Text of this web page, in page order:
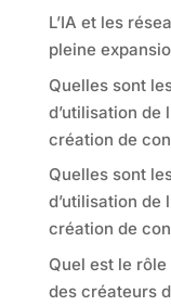
L’IA et les
pleine
Quelles sont
d’utilisation de
création de
Quelles sont
d’utilisation de
création de
Quel est le
des créateurs